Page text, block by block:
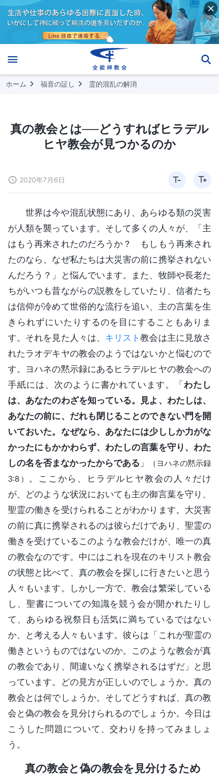
ホーム 福音の証し 霊的混乱の解消
真の教会とは──どうすればヒラデル
ヒヤ教会が見つかるのか
2020年7月6日
世界は今や混乱状態にあり、あらゆる類の災害
が人類を襲っています。そして多くの人々が、「主
はもう再来されたのだろうか？ もしもう再来され
たのなら、なぜ私たちは大災害の前に携挙されない
んだろう？」と悩んでいます。また、牧師や長老た
ちがいつも昔ながらの説教をしていたり、信者たち
は信仰が冷めて世俗的な流行を追い、主の言葉を生
きられずにいたりするのを目にすることもありま
す。それを見た人々は、 キリスト教会は主に見放さ
れたラオデキヤの教会のようではないかと悩むので
す。ヨハネの黙示録にあるヒラデルヒヤの教会への
手紙には、次のように書かれています。「わたし
は、あなたのわざを知っている。見よ、わたしは、
あなたの前に、だれも閉じることのできない門を開
いておいた。なぜなら、あなたには少ししか力がな
かったにもかかわらず、わたしの言葉を守り、わた
しの名を否まなかったからである 」
（ヨハネの黙示録
3:8） 。ここから、ヒラデルヒヤ教会の人々だけ
が、どのような状況においても主の御言葉を守り、
聖霊の働きを受けられることがわかります。大災害
の前に真に携挙されるのは彼らだけであり、聖霊の
働きを受けているこのような教会だけが、唯一の真
の教会なのです。中にはこれを現在のキリスト教会
の状態と比べて、真の教会を探しに行きたいと思う
人々もいます。しかし一方で、教会は繁栄している
し、聖書についての知識を競う会が開かれたりし
て、あらゆる祝祭日も活気に満ちているではない
か、と考える人々もいます。彼らは「これが聖霊の
働きというものではないのか。このような教会が真
の教会であり、間違いなく携挙されるはずだ」と思
っています。どの見方が正しいのでしょうか。真の
教会とは何でしょうか。そしてどうすれば、真の教
会と偽の教会を見分けられるのでしょうか。今日は
こうした問題について、交わりを持ってみましょ
う。
真の教会と偽の教会を見分けるため